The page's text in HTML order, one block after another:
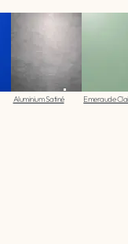
Aluminium Satiné Emeraude